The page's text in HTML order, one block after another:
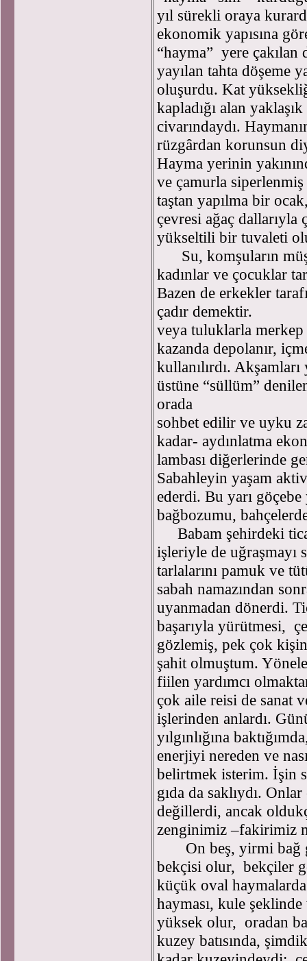
yıl sürekli oraya
ekonomik yapısına
“hayma” yere çakılan
yayılan tahta döşeme
oluşurdu. Kat
kapladığı alan
civarındaydı.
rüzgârdan korunsun
Hayma yerinin
ve çamurla siperlenmiş
taştan yapılma bir
çevresi ağaç dallarıyla
yükseltili bir tuvaleti
Su, komşuların
kadınlar ve çocuklar
Bazen de erkekler
çadır demektir.
veya tuluklarla merkep
kazanda depolanır,
kullanılırdı.
üstüne “süllüm”
orada
sohbet edilir ve uyku
kadar- aydınlatma
lambası diğerlerinde
Sabahleyin yaşam
ederdi. Bu yarı
bağbozumu,
Babam şehirdeki
işleriyle de uğraşmayı
tarlalarını pamuk ve
sabah namazından
uyanmadan dönerdi.
başarıyla yürütmesi,
gözlemiş, pek çok
şahit olmuştum.
fiilen yardımcı
çok aile reisi de sanat
işlerinden anlardı.
yılgınlığına
enerjiyi nereden ve
belirtmek isterim. İşin
gıda da saklıydı.
değillerdi, ancak
zenginimiz –fakirimiz
On beş, yirmi
bekçisi olur, bekçiler
küçük oval
hayması, kule
yüksek olur, oradan
kuzey batısında,